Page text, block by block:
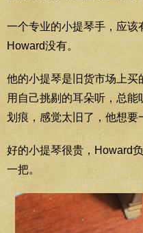
一个专业的小提琴手，应该
Howard没有。
他的小提琴是旧货市场上买
用自己挑剔的耳朵听，总
划痕，感觉太旧了，他想要
好的小提琴很贵，Howard
一把。